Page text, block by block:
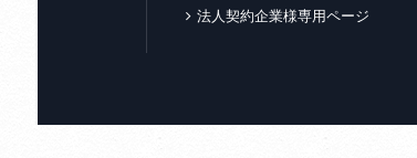
法人契約企業様専用ページ